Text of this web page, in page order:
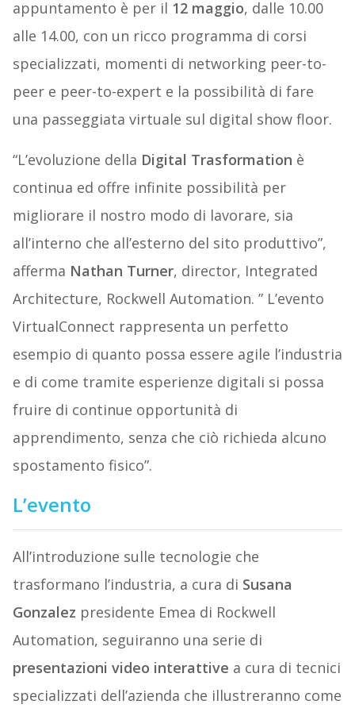
appuntamento è per il 12 maggio, dalle 10.00
alle 14.00, con un ricco programma di corsi
specializzati, momenti di networking peer-to-
peer e peer-to-expert e la possibilità di fare
una passeggiata virtuale sul digital show floor.
“L’evoluzione della Digital Trasformation è
continua ed offre infinite possibilità per
migliorare il nostro modo di lavorare, sia
all’interno che all’esterno del sito produttivo”,
afferma Nathan Turner, director, Integrated
Architecture, Rockwell Automation. ” L’evento
VirtualConnect rappresenta un perfetto
esempio di quanto possa essere agile l’industria
e di come tramite esperienze digitali si possa
fruire di continue opportunità di
apprendimento, senza che ciò richieda alcuno
spostamento fisico”.
L’evento
All’introduzione sulle tecnologie che
trasformano l’industria, a cura di Susana
Gonzalez presidente Emea di Rockwell
Automation, seguiranno una serie di
presentazioni video interattive a cura di tecnici
specializzati dell’azienda che illustreranno come